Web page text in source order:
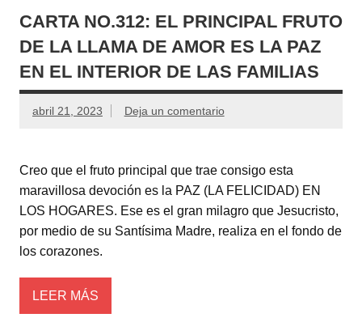
CARTA NO.312: EL PRINCIPAL FRUTO
DE LA LLAMA DE AMOR ES LA PAZ
EN EL INTERIOR DE LAS FAMILIAS
abril 21, 2023 Deja un comentario
Creo que el fruto principal que trae consigo esta
maravillosa devoción es la PAZ (LA FELICIDAD) EN
LOS HOGARES. Ese es el gran milagro que Jesucristo,
por medio de su Santísima Madre, realiza en el fondo de
los corazones.
LEER MÁS